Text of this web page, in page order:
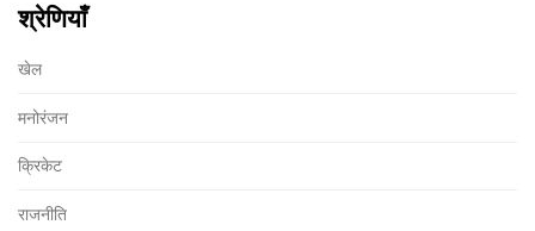
श्रेणियाँ
खेल
मनोरंजन
क्रिकेट
राजनीति